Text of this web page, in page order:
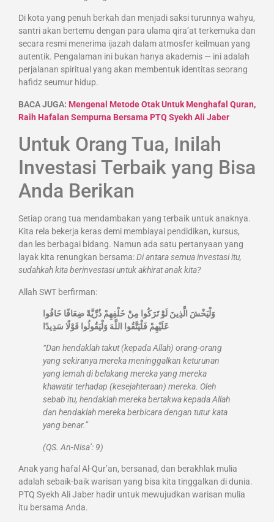
Di kota yang penuh berkah dan menjadi saksi turunnya wahyu,
santri akan bertemu dengan para ulama qira’at terkemuka dan
secara resmi menerima ijazah dalam atmosfer keilmuan yang
autentik. Pengalaman ini bukan hanya akademis — ini adalah
perjalanan spiritual yang akan membentuk identitas seorang
hafidz seumur hidup.
BACA JUGA: Mengenal Metode Otak Untuk Menghafal Quran,
Raih Hafalan Sempurna Bersama PTQ Syekh Ali Jaber
Untuk Orang Tua, Inilah
Investasi Terbaik yang Bisa
Anda Berikan
Setiap orang tua mendambakan yang terbaik untuk anaknya.
Kita rela bekerja keras demi membiayai pendidikan, kursus,
dan les berbagai bidang. Namun ada satu pertanyaan yang
layak kita renungkan bersama:Di antara semua investasi itu,
sudahkah kita berinvestasi untuk akhirat anak kita?
Allah SWT berfirman:
وَلْيَخْشَ الَّذِينَ لَوْ تَرَكُوا مِنْ خَلْفِهِمْ ذُرِّيَّةً ضِعَافًا خَافُوا
عَلَيْهِمْ فَلْيَتَّقُوا اللَّهَ وَلْيَقُولُوا قَوْلًا سَدِيدًا
“Dan hendaklah takut (kepada Allah) orang-orang
yang sekiranya mereka meninggalkan keturunan
yang lemah di belakang mereka yang mereka
khawatir terhadap (kesejahteraan) mereka. Oleh
sebab itu, hendaklah mereka bertakwa kepada Allah
dan hendaklah mereka berbicara dengan tutur kata
yang benar.”
(QS. An-Nisa’: 9)
Anak yang hafal Al-Qur’an, bersanad, dan berakhlak mulia
adalah sebaik-baik warisan yang bisa kita tinggalkan di dunia.
PTQ Syekh Ali Jaber hadir untuk mewujudkan warisan mulia
itu bersama Anda.